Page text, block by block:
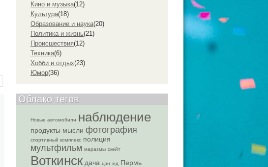
Кино и музыка(12)
Культура(18)
Образование и наука(20)
Политика и жизнь(21)
Проиcшествия(12)
Техника(6)
Хобби и отдых(23)
Юмор(36)
Облако тегов
Новые автомобили наблюдение
продукты мысли фотография
спортивный комплекс полиция
мультфильм маразмы скейт
Воткинск дача цзн жд Пермь